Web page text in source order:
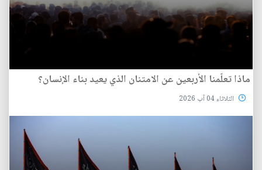
ماذا تعلّمنا الأربعين عن الامتنان الذي يعيد بناء الإنسان؟
الثلاثاء 04 آب 2026